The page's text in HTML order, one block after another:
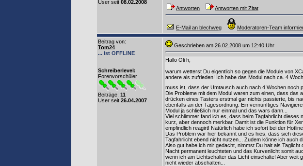
User seit 08.02.2008
Antworten Antworten mit Zitat
E-Mail an blechweg Moderatoren-Team
Beitrag von:
Tom24
... ist OFFLINE
Schreiberlevel:
Forenvorschüler
Beiträge: 11
User seit 26.04.2007
Geschrieben am 26.02.2008 um 12:40 Uhr
Hallo Oli h,
warum wetterst Du eigentlich so gegen die Module von
andere als zufrieden! Ich habe das Modul nach ca. 4
muss ist, dass der Umtausch auch nach 4 Wochen noch
Die Probleme mit dem Modul waren zum einen, dass
drücken eines Tasters erstmal gar nichts passierte, bis
ebenfalls an der Tagesordnung. Ein vernünftiges
Modul ja schließlich nur einmal und das wars dann...
Viel schlimmer fand ich es, dass beim Tagfahrlicht
kurz, aber dennoch merkbar. Damit ist die Funktion für
empfindlich reagirt! Natürlich habe ich sofort bei der
Das Problem war hier bekannt und es hies, dass sich
Tagfahrlicht ebend nicht nutzen... Zudem könne ich auch
Also gut habe ich mir gedacht, nimmst Du halt als
Nacht permanent leuchteten und das Kurvenlicht somit
wenn ich am Lichtschalter das Licht einschalte! Aber weit
nicht wieder abschalten...